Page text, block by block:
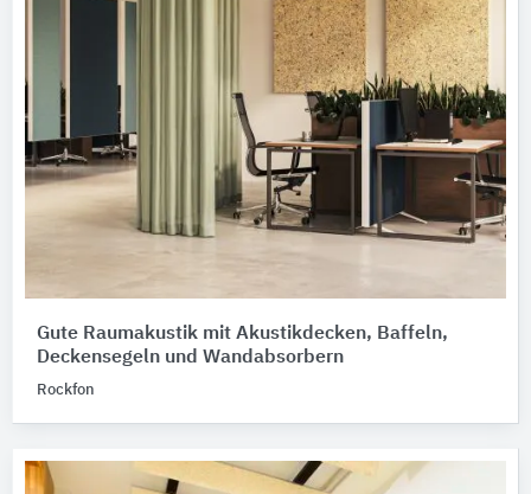
Gute Raumakustik mit Akustikdecken, Baffeln,
Deckensegeln und Wandabsorbern
Rockfon